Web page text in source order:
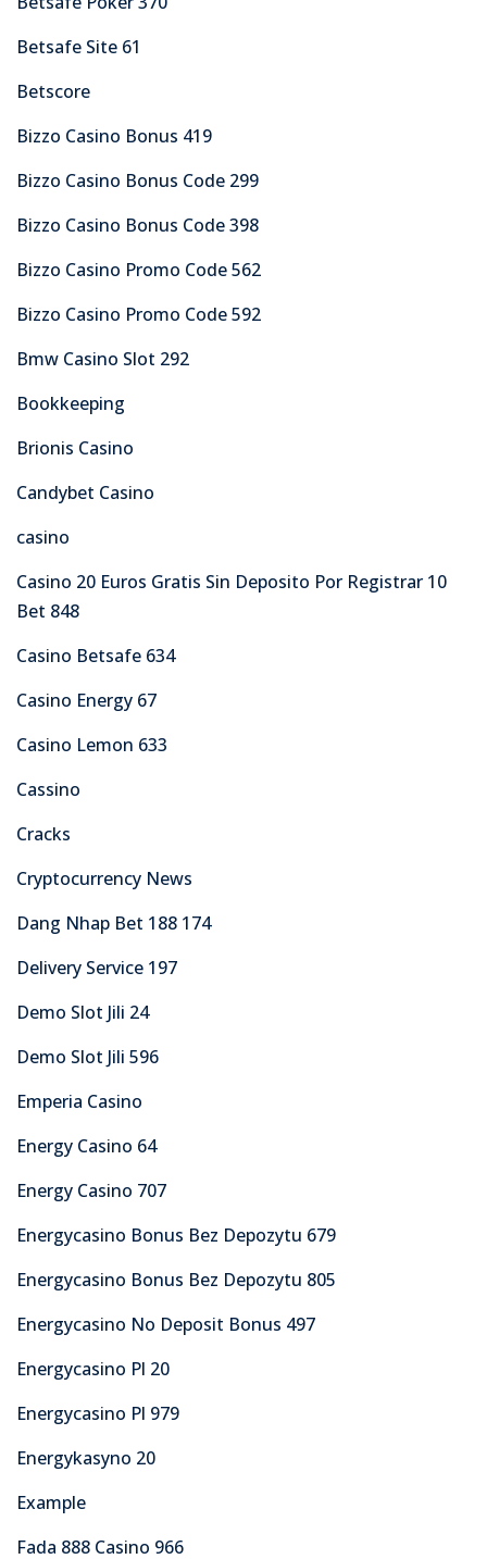
Betsafe Site 61
Betscore
Bizzo Casino Bonus 419
Bizzo Casino Bonus Code 299
Bizzo Casino Bonus Code 398
Bizzo Casino Promo Code 562
Bizzo Casino Promo Code 592
Bmw Casino Slot 292
Bookkeeping
Brionis Casino
Candybet Casino
casino
Casino 20 Euros Gratis Sin Deposito Por Registrar 10
Bet 848
Casino Betsafe 634
Casino Energy 67
Casino Lemon 633
Cassino
Cracks
Cryptocurrency News
Dang Nhap Bet 188 174
Delivery Service 197
Demo Slot Jili 24
Demo Slot Jili 596
Emperia Casino
Energy Casino 64
Energy Casino 707
Energycasino Bonus Bez Depozytu 679
Energycasino Bonus Bez Depozytu 805
Energycasino No Deposit Bonus 497
Energycasino Pl 20
Energycasino Pl 979
Energykasyno 20
Example
Fada 888 Casino 966